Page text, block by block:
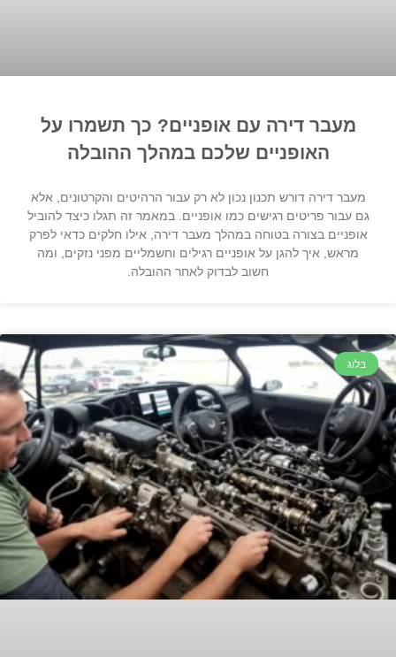
מעבר דירה עם אופניים? כך תשמרו על
האופניים שלכם במהלך ההובלה
מעבר דירה דורש תכנון נכון לא רק עבור הרהיטים והקרטונים, אלא
גם עבור פריטים רגישים כמו אופניים. במאמר זה תגלו כיצד להוביל
אופניים בצורה בטוחה במהלך מעבר דירה, אילו חלקים כדאי לפרק
מראש, איך להגן על אופניים רגילים וחשמליים מפני נזקים, ומה
חשוב לבדוק לאחר ההובלה.
בלוג